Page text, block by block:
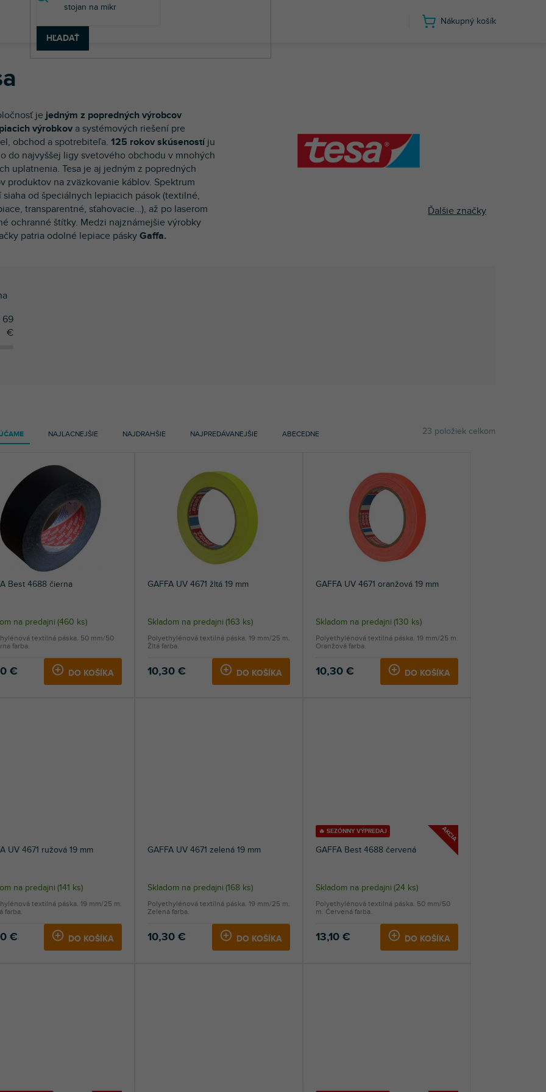
HĽADAŤ
Nákupný košík
je jedným z popredných výrobcov
výrobkov a systémových riešení pre
obchod a spotrebiteľa. 125 rokov skúsenostíju
do najvyššej ligy svetového obchodu v mnohých
uplatnenia. Tesa je aj jedným z popredných
produktov na zväzkovanie káblov. Spektrum
siaha od špeciálnych lepiacich pások (textilné,
transparentné, sťahovacie…), až po laserom
ochranné štítky. Medzi najznámejšie výrobky
patria odolné lepiace páskyGaffa.
Ďalšie značky
69
€
NAJLACNEJŠIE NAJDRAHŠIE NAJPREDÁVANEJŠIE ABECEDNE 23 položiek celkom
Best 4688 čierna
na predajni (460 ks)
€ DO KOŠÍKA
textilná páska. 50 mm/50
farba.
GAFFA UV 4671 žltá 19 mm
Skladom na predajni (163 ks)
10,30 € DO KOŠÍKA
Polyethylénová textilná páska. 19 mm/25 m.
Žltá farba.
GAFFA UV 4671 oranžová 19 mm
Skladom na predajni (130 ks)
10,30 € DO KOŠÍKA
Polyethylénová textilná páska. 19 mm/25 m.
Oranžová farba.
UV 4671 ružová 19 mm
na predajni (141 ks)
€ DO KOŠÍKA
textilná páska. 19 mm/25 m.
farba.
GAFFA UV 4671 zelená 19 mm
Skladom na predajni (168 ks)
10,30 € DO KOŠÍKA
Polyethylénová textilná páska. 19 mm/25 m.
Zelená farba.
AKCIA
🔥 SEZÓNNY VÝPREDAJ
GAFFA Best 4688 červená
Skladom na predajni (24 ks)
13,10 € DO KOŠÍKA
Polyethylénová textilná páska. 50 mm/50
m. Červená farba.